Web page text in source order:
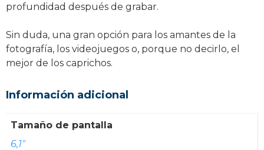
profundidad después de grabar.
Sin duda, una gran opción para los amantes de la
fotografía, los videojuegos o, porque no decirlo, el
mejor de los caprichos.
Información adicional
Tamaño de pantalla
6,1"